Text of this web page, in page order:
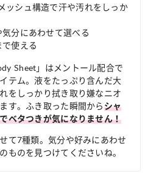
ッシュ構造で汗や汚れをしっか
分にあわせて選べる
使える
Sheet」はメントール配合で
テム。液をたっぷり含んだ大
をしっかり拭き取り嫌なニオ
す。ふき取った瞬間からシャ
ベタつきが気になりません！
て7種類。気分や好みにあわせ
ものを見つけてくださいね。